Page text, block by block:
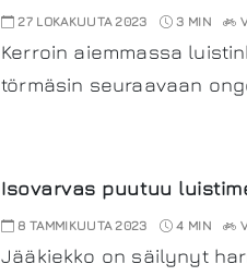
27 LOKAKUUTA 2023 3 MIN
Kerroin aiemmassa
törmäsin seuraavaan
Isovarvas puutuu
8 TAMMIKUUTA 2023 4 MIN
Jääkiekko on säilynyt